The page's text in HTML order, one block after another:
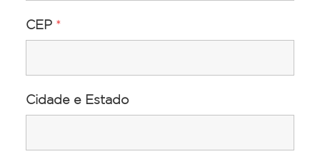
CEP *
Cidade e Estado